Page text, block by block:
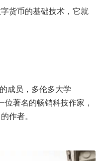
货币的基础技术，它就
成员，多伦多大学
著名的畅销科技作家，
作者。